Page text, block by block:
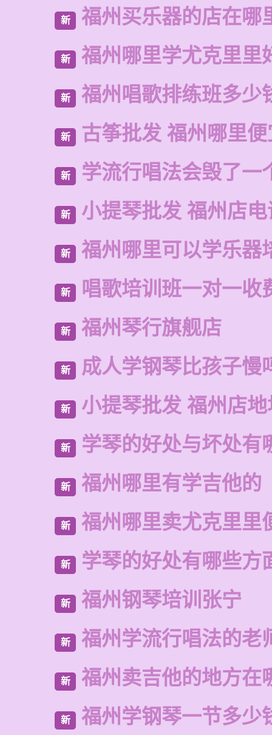
新 福州买乐器的店在哪
新 福州哪里学尤克里里
新 福州唱歌排练班多少
新 古筝批发 福州哪里
新 学流行唱法会毁了一
新 小提琴批发 福州店
新 福州哪里可以学乐器
新 唱歌培训班一对一收
新 福州琴行旗舰店
新 成人学钢琴比孩子慢
新 小提琴批发 福州店
新 学琴的好处与坏处有
新 福州哪里有学吉他的
新 福州哪里卖尤克里里
新 学琴的好处有哪些方
新 福州钢琴培训张宁
新 福州学流行唱法的老
新 福州卖吉他的地方在
新 福州学钢琴一节多少